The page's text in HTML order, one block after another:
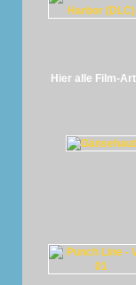
Hier alle Film-